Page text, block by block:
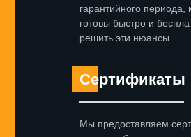
гарантийного периода,
готовы быстро и
решить эти нюансы
Мы предоставляем
Сертификаты